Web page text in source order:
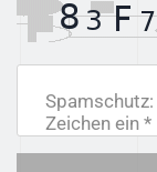
Zeichen ein *